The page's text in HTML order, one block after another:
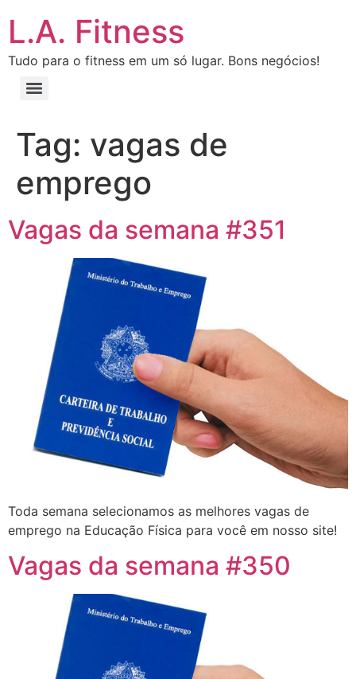
L.A. Fitness
Tudo para o fitness em um só lugar. Bons negócios!
Tag: vagas de
emprego
Vagas da semana #351
Toda semana selecionamos as melhores vagas de
emprego na Educação Física para você em nosso site!
Vagas da semana #350